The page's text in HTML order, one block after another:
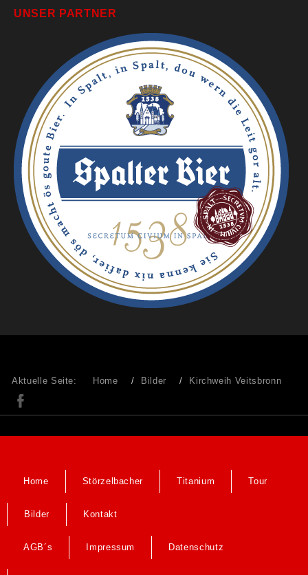
UNSER PARTNER
Aktuelle Seite: Home Bilder Kirchweih Veitsbronn
Home Störzelbacher Titanium Tour
Bilder Kontakt
AGB´s Impressum Datenschutz